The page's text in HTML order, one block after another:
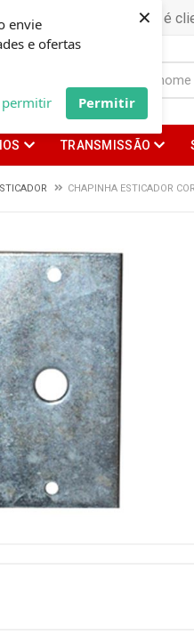
envie
e ofertas
permitir Permitir
×Já é
TRANSMISSÃO
CHAPINHA ESTICADOR